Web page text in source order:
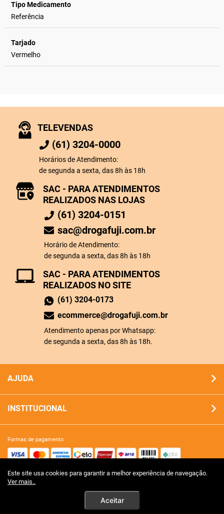
Este site usa cookies para garantir a melhor experiência de navegação.
Ver mais..
Aceitar
Tipo Medicamento
Referência
Tarjado
Vermelho
TELEVENDAS
(61) 3204-0000
Horários de Atendimento:
de segunda a sexta, das 8h às 18h
SAC - PARA ATENDIMENTOS
REALIZADOS NO SITE
(61) 3204-0173
ecommerce@drogafuji.com.br
Atendimento apenas por Whatsapp:
de segunda a sexta, das 8h às 18h.
SAC - PARA ATENDIMENTOS
REALIZADOS NAS LOJAS
(61) 3204-0151
sac@drogafuji.com.br
Horário de Atendimento:
de segunda a sexta, das 8h às 18h
AJUDA
INSTITUCIONAL
formas de pagamento
site 100% seguro